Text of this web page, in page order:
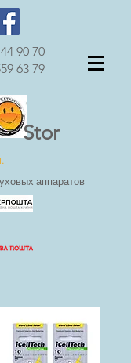
90 70
63 79
Stor
аппаратов